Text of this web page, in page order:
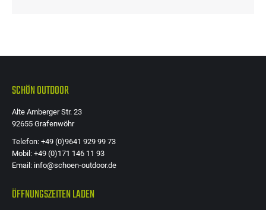
SCHÖN OUTDOOR
Alte Amberger Str. 23
92655 Grafenwöhr
Telefon: +49 (0)9641 929 99 73
Mobil: +49 (0)171 146 11 93
Email: info@schoen-outdoor.de
ÖFFNUNGSZEITEN LADEN